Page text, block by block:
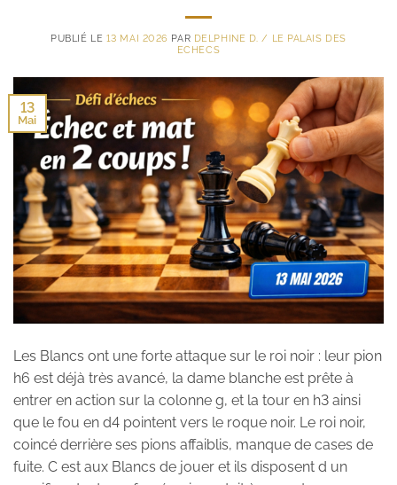
PUBLIÉ LE 13 MAI 2026 PAR DELPHINE D. / LE PALAIS DES
ECHECS
13
Mai
Les Blancs ont une forte attaque sur le roi noir : leur pion
h6 est déjà très avancé, la dame blanche est prête à
entrer en action sur la colonne g, et la tour en h3 ainsi
que le fou en d4 pointent vers le roque noir. Le roi noir,
coincé derrière ses pions affaiblis, manque de cases de
fuite. C est aux Blancs de jouer et ils disposent d un